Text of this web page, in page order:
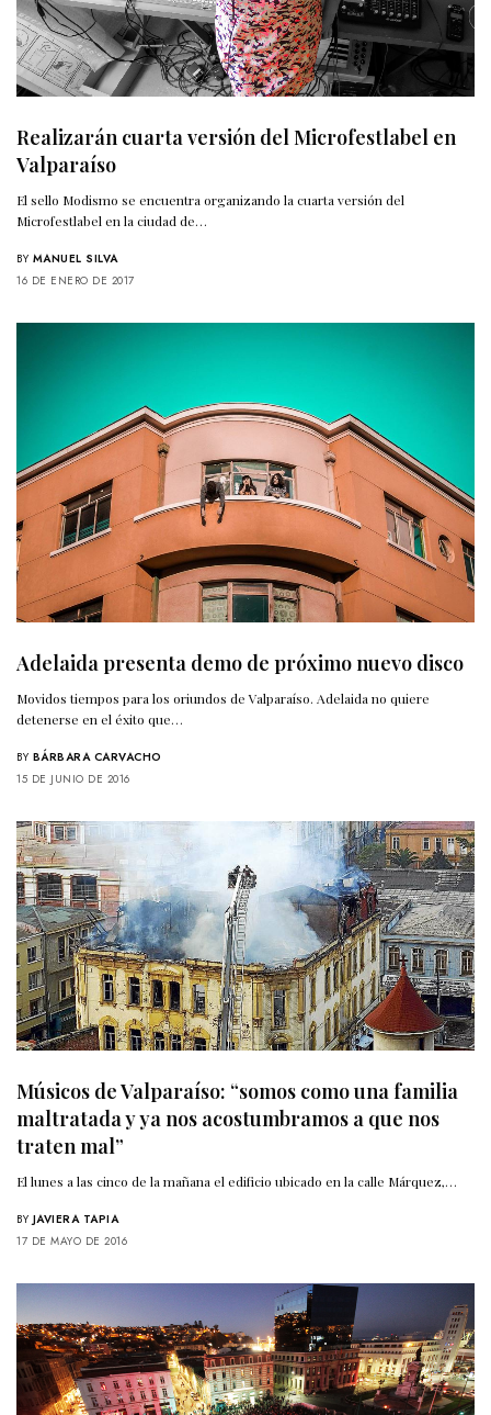
Realizarán cuarta versión del Microfestlabel en
Valparaíso
El sello Modismo se encuentra organizando la cuarta versión del
Microfestlabel en la ciudad de…
BY MANUEL SILVA
16 DE ENERO DE 2017
Adelaida presenta demo de próximo nuevo disco
Movidos tiempos para los oriundos de Valparaíso. Adelaida no quiere
detenerse en el éxito que…
BY BÁRBARA CARVACHO
15 DE JUNIO DE 2016
Músicos de Valparaíso: “somos como una familia
maltratada y ya nos acostumbramos a que nos
traten mal”
El lunes a las cinco de la mañana el edificio ubicado en la calle Márquez,…
BY JAVIERA TAPIA
17 DE MAYO DE 2016